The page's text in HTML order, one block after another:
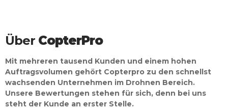
Über CopterPro
Mit mehreren tausend Kunden und einem hohen
Auftragsvolumen gehört Copterpro zu den schnellst
wachsenden Unternehmen im Drohnen Bereich.
Unsere Bewertungen stehen für sich, denn bei uns
steht der Kunde an erster Stelle.